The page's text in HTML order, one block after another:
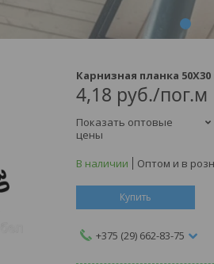
Карнизная планка
4,18 руб./пог.м
Показать оптовые
цены
В наличии
Оптом и в
Купить
+375 (29) 662-83-75